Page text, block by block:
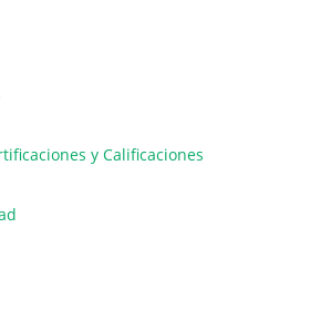
y Calificaciones